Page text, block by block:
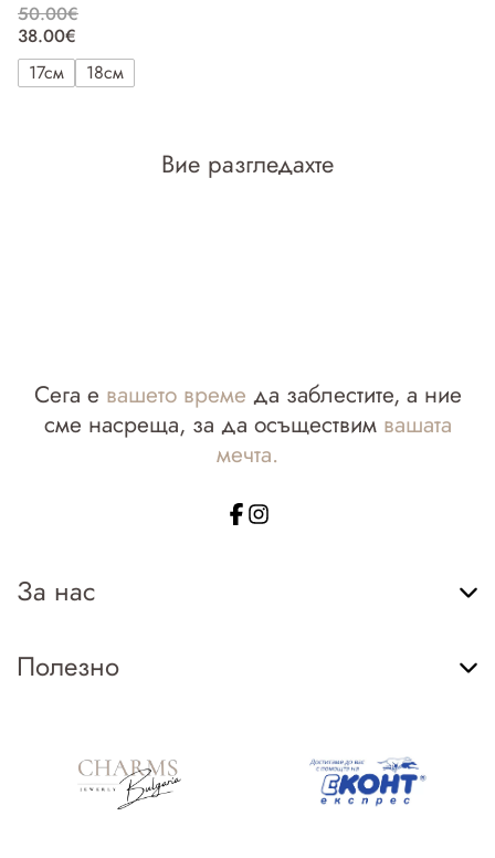
50.00€
38.00€
17см
18см
Вие разгледахте
Сега е вашето време да заблестите, а ние
сме насреща, за да осъществим вашата
мечта.
За нас
Полезно